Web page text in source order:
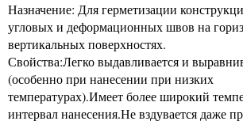
Назначение: Для герметизации
угловых и деформационных швов на
вертикальных поверхностях.
Свойства:Легко выдавливается и
(особенно при нанесении при низких
температурах).Имеет более широкий
интервал нанесения.Не вздувается даже